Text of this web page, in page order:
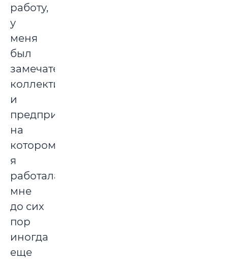
работу,
у
меня
был
замечательный
коллектив,
и
предприятие,
на
котором
я
работала,
мне
до сих
пор
иногда
еще